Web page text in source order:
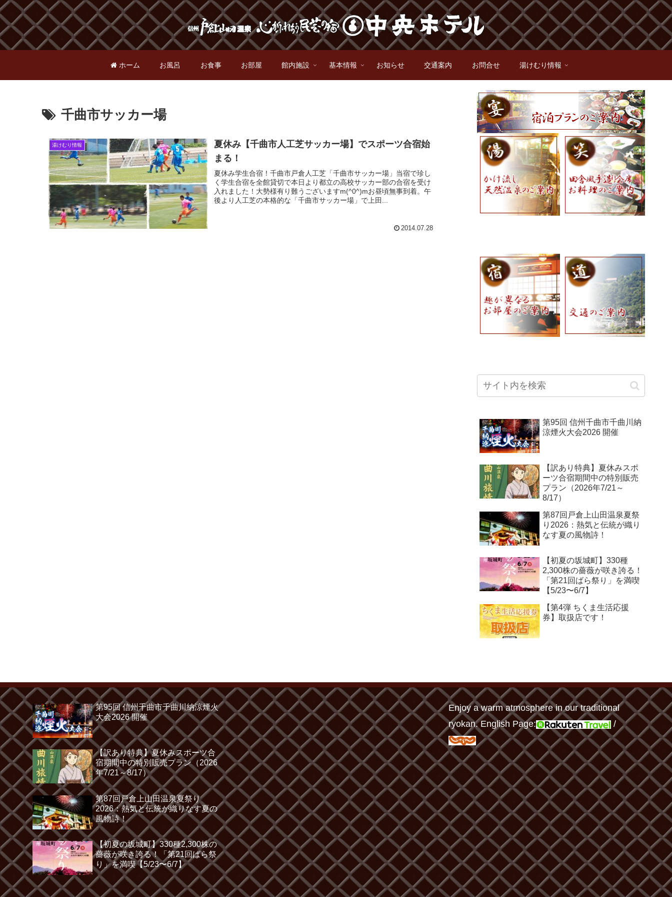
ホーム お風呂 お食事 お部屋 館内施設 基本情報 お知らせ 交通案内 お問合せ 湯けむり情報
千曲市サッカー場
湯けむり情報
夏休み【千曲市人工芝サッカー場】でスポーツ合宿始
まる！
夏休み学生合宿！千曲市戸倉人工芝「千曲市サッカー場」当宿で珍し
く学生合宿を全館貸切で本日より都立の高校サッカー部の合宿を受け
入れました！大勢様有り難うございますm(^0^)mお昼頃無事到着。午
後より人工芝の本格的な「千曲市サッカー場」で上田...
2014.07.28
第95回 信州千曲市千曲川納
涼煙火大会2026 開催
【訳あり特典】夏休みスポ
ーツ合宿期間中の特別販売
プラン（2026年7/21～
8/17）
第87回戸倉上山田温泉夏祭
り2026：熱気と伝統が織り
なす夏の風物詩！
【初夏の坂城町】330種
2,300株の薔薇が咲き誇る！
「第21回ばら祭り」を満喫
【5/23〜6/7】
【第4弾 ちくま生活応援
券】取扱店です！
第95回 信州千曲市千曲川納涼煙火
大会2026 開催
【訳あり特典】夏休みスポーツ合
宿期間中の特別販売プラン（2026
年7/21～8/17）
第87回戸倉上山田温泉夏祭り
2026：熱気と伝統が織りなす夏の
風物詩！
【初夏の坂城町】330種2,300株の
薔薇が咲き誇る！「第21回ばら祭
り」を満喫【5/23〜6/7】
Enjoy a warm atmosphere in our traditional
ryokan. English Page:
/